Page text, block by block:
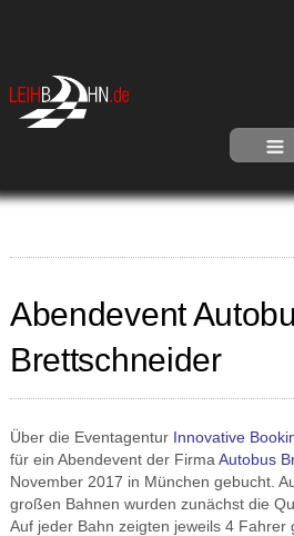
Abendevent
Brettschneider
Über die Eventagentur Innovative
für ein Abendevent der Firma Autobus
November 2017 in München gebucht.
großen Bahnen wurden zunächst die
Auf jeder Bahn zeigten jeweils 4 Fahrer